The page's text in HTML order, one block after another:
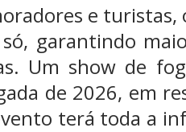
e
garantindo
Um show de
de 2026, em
terá toda a